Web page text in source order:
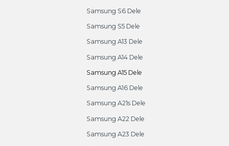
Samsung S6 Dele
Samsung S5 Dele
Samsung A13 Dele
Samsung A14 Dele
Samsung A15 Dele
Samsung A16 Dele
Samsung A21s Dele
Samsung A22 Dele
Samsung A23 Dele